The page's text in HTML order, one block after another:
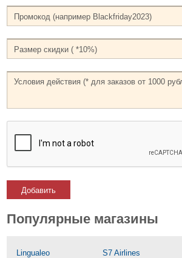
Добавить
Популярные магазины
Lingualeo
S7 Airlines